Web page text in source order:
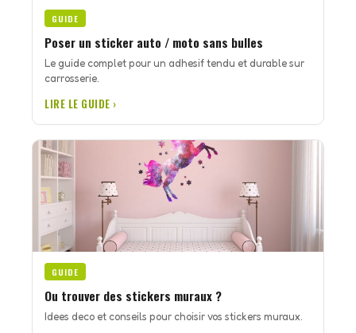
GUIDE
Poser un sticker auto / moto sans bulles
Le guide complet pour un adhesif tendu et durable sur
carrosserie.
LIRE LE GUIDE ›
GUIDE
Ou trouver des stickers muraux ?
Idees deco et conseils pour choisir vos stickers muraux.